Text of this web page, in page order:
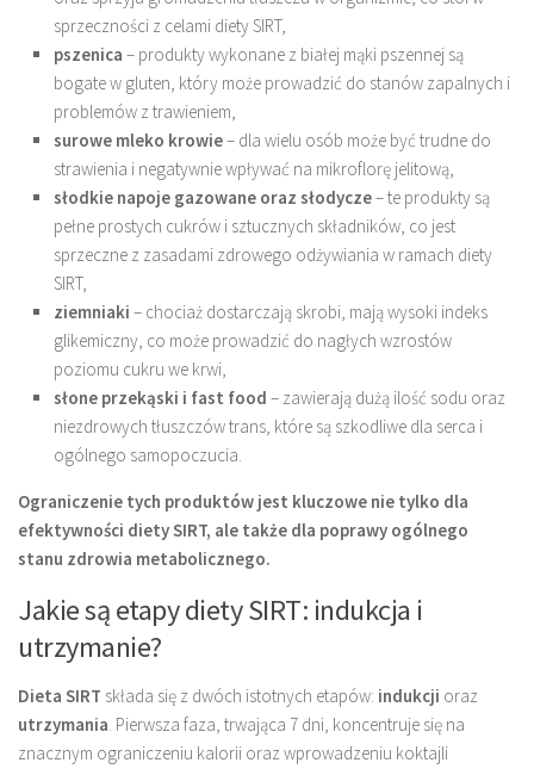
sprzeczności z celami diety SIRT,
pszenica – produkty wykonane z białej mąki pszennej są
bogate w gluten, który może prowadzić do stanów zapalnych i
problemów z trawieniem,
surowe mleko krowie– dla wielu osób może być trudne do
strawienia i negatywnie wpływać na mikroflorę jelitową,
słodkie napoje gazowane oraz słodycze– te produkty są
pełne prostych cukrów i sztucznych składników, co jest
sprzeczne z zasadami zdrowego odżywiania w ramach diety
SIRT,
ziemniaki – chociaż dostarczają skrobi, mają wysoki indeks
glikemiczny, co może prowadzić do nagłych wzrostów
poziomu cukru we krwi,
słone przekąski i fast food – zawierają dużą ilość sodu oraz
niezdrowych tłuszczów trans, które są szkodliwe dla serca i
ogólnego samopoczucia.
Ograniczenie tych produktów jest kluczowe nie tylko dla
efektywności diety SIRT, ale także dla poprawy ogólnego
stanu zdrowia metabolicznego.
Jakie są etapy diety SIRT: indukcja i
utrzymanie?
Dieta SIRT składa się z dwóch istotnych etapów: indukcji oraz
utrzymania. Pierwsza faza, trwająca 7 dni, koncentruje się na
znacznym ograniczeniu kalorii oraz wprowadzeniu koktajli